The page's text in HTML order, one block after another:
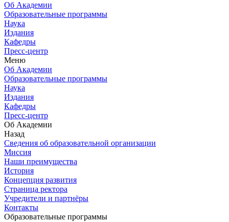
Об Академии
Образовательные программы
Наука
Издания
Кафедры
Пресс-центр
Меню
Об Академии
Образовательные программы
Наука
Издания
Кафедры
Пресс-центр
Об Академии
Назад
Сведения об образовательной организации
Миссия
Наши преимущества
История
Концепция развития
Страница ректора
Учредители и партнёры
Контакты
Образовательные программы